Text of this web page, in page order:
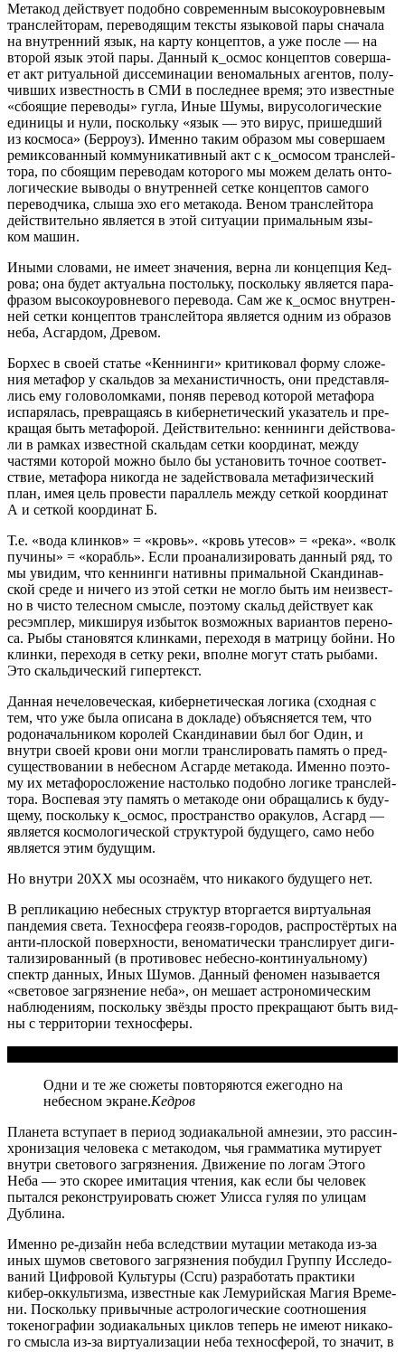
Мета­код дей­ству­ет подоб­но совре­мен­ным высо­ко­уров­не­вым
транс­лей­то­рам, пере­во­дя­щим тек­сты язы­ко­вой пары сна­ча­ла
на внут­рен­ний язык, на кар­ту кон­цеп­тов, а уже после — на
вто­рой язык этой пары. Дан­ный к_осмос кон­цеп­тов совер­ша­
ет акт риту­аль­ной дис­се­ми­на­ции вено­маль­ных аген­тов, полу­
чив­ших извест­ность в СМИ в послед­нее вре­мя; это извест­ные
«сбо­я­щие пере­во­ды» гуг­ла, Иные Шумы, виру­со­ло­ги­че­ские
еди­ни­цы и нули, посколь­ку «язык — это вирус, при­шед­ший
из кос­мо­са» (Бер­ро­уз). Имен­но таким обра­зом мы совер­ша­ем
реми­к­со­ван­ный ком­му­ни­ка­тив­ный акт с к_осмосом транс­лей­
то­ра, по сбо­я­щим пере­во­дам кото­ро­го мы можем делать онто­
ло­ги­че­ские выво­ды о внут­рен­ней сет­ке кон­цеп­тов само­го
пере­вод­чи­ка, слы­ша эхо его мета­ко­да. Веном транс­лей­то­ра
дей­стви­тель­но явля­ет­ся в этой ситу­а­ции при­маль­ным язы­
ком машин.
Ины­ми сло­ва­ми, не име­ет зна­че­ния, вер­на ли кон­цеп­ция Кед­
ро­ва; она будет акту­аль­на постоль­ку, посколь­ку явля­ет­ся пара­
фра­зом высо­ко­уров­не­во­го пере­во­да. Сам же к_осмос внут­рен­
ней сет­ки кон­цеп­тов транс­лей­то­ра явля­ет­ся одним из обра­зов
неба, Асгар­дом, Древом.
Бор­хес в сво­ей ста­тье «Кен­нин­ги» кри­ти­ко­вал фор­му сло­же­
ния мета­фор у скаль­дов за меха­ни­стич­ность, они пред­став­ля­
лись ему голо­во­лом­ка­ми, поняв пере­вод кото­рой мета­фо­ра
испа­ря­лась, пре­вра­ща­ясь в кибер­не­ти­че­ский ука­за­тель и пре­
кра­щая быть мета­фо­рой. Дей­стви­тель­но: кен­нин­ги дей­ство­ва­
ли в рам­ках извест­ной скаль­дам сет­ки коор­ди­нат, меж­ду
частя­ми кото­рой мож­но было бы уста­но­вить точ­ное соот­вет­
ствие, мета­фо­ра нико­гда не задей­ство­ва­ла мета­фи­зи­че­ский
план, имея цель про­ве­сти парал­лель меж­ду сет­кой коор­ди­нат
А и сет­кой коор­ди­нат Б.
Т.е. «вода клин­ков» = «кровь». «кровь уте­сов» = «река». «волк
пучи­ны» = «корабль». Если про­ана­ли­зи­ро­вать дан­ный ряд, то
мы уви­дим, что кен­нин­ги натив­ны при­маль­ной Скан­ди­нав­
ской сре­де и ниче­го из этой сет­ки не мог­ло быть им неиз­вест­
но в чисто телес­ном смыс­ле, поэто­му скальд дей­ству­ет как
рес­эм­плер, мик­ши­руя избы­ток воз­мож­ных вари­ан­тов пере­но­
са. Рыбы ста­но­вят­ся клин­ка­ми, пере­хо­дя в мат­ри­цу бой­ни. Но
клин­ки, пере­хо­дя в сет­ку реки, вполне могут стать рыба­ми.
Это скаль­ди­че­ский гипертекст.
Дан­ная нече­ло­ве­че­ская, кибер­не­ти­че­ская логи­ка (сход­ная с
тем, что уже была опи­са­на в докла­де) объ­яс­ня­ет­ся тем, что
родо­на­чаль­ни­ком коро­лей Скан­ди­на­вии был бог Один, и
внут­ри сво­ей кро­ви они мог­ли транс­ли­ро­вать память о пред-
суще­ство­ва­нии в небес­ном Асгар­де мета­ко­да. Имен­но поэто­
му их мета­фо­рос­ло­же­ние настоль­ко подоб­но логи­ке транс­лей­
то­ра. Вос­пе­вая эту память о мета­ко­де они обра­ща­лись к буду­
ще­му, посколь­ку к_осмос, про­стран­ство ора­ку­лов, Асгард —
явля­ет­ся кос­мо­ло­ги­че­ской струк­ту­рой буду­ще­го, само небо
явля­ет­ся этим будущим.
Но внут­ри 20XX мы осо­зна­ём, что ника­ко­го буду­ще­го нет.
В репли­ка­цию небес­ных струк­тур втор­га­ет­ся вир­ту­аль­ная
пан­де­мия све­та. Тех­но­сфе­ра гео­язв-горо­дов, рас­про­стёр­тых на
анти-плос­кой поверх­но­сти, вено­ма­ти­че­ски транс­ли­ру­ет диги­
та­ли­зи­ро­ван­ный (в про­ти­во­вес небес­но-кон­ти­ну­аль­но­му)
спектр дан­ных, Иных Шумов. Дан­ный фено­мен назы­ва­ет­ся
«све­то­вое загряз­не­ние неба», он меша­ет аст­ро­но­ми­че­ским
наблю­де­ни­ям, посколь­ку звёз­ды про­сто пре­кра­ща­ют быть вид­
ны с тер­ри­то­рии техносферы.
Одни и те же сюже­ты повто­ря­ют­ся еже­год­но на
небес­ном экране.Кед­ров
Пла­не­та всту­па­ет в пери­од зоди­а­каль­ной амне­зии, это рас­син­
хро­ни­за­ция чело­ве­ка с мета­ко­дом, чья грам­ма­ти­ка мути­ру­ет
внут­ри све­то­во­го загряз­не­ния. Дви­же­ние по логам Это­го
Неба — это ско­рее ими­та­ция чте­ния, как если бы чело­век
пытал­ся рекон­стру­и­ро­вать сюжет Улис­са гуляя по ули­цам
Дублина.
Имен­но ре-дизайн неба вслед­ствии мута­ции мета­ко­да из-за
иных шумов све­то­во­го загряз­не­ния побу­дил Груп­пу Иссле­до­
ва­ний Циф­ро­вой Куль­ту­ры (Ccru) раз­ра­бо­тать прак­ти­ки
кибер-оккуль­тиз­ма, извест­ные как Лему­рий­ская Магия Вре­ме­
ни. Посколь­ку при­выч­ные аст­ро­ло­ги­че­ские соот­но­ше­ния
токе­но­гра­фии зоди­а­каль­ных цик­лов теперь не име­ют ника­ко­
го смыс­ла из-за вир­ту­а­ли­за­ции неба тех­но­сфе­рой, то зна­чит, в